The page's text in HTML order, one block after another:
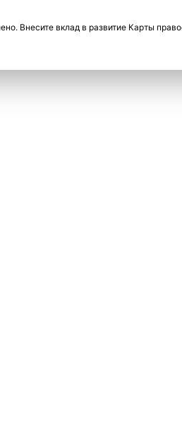
Внесите вклад в развитие Карты